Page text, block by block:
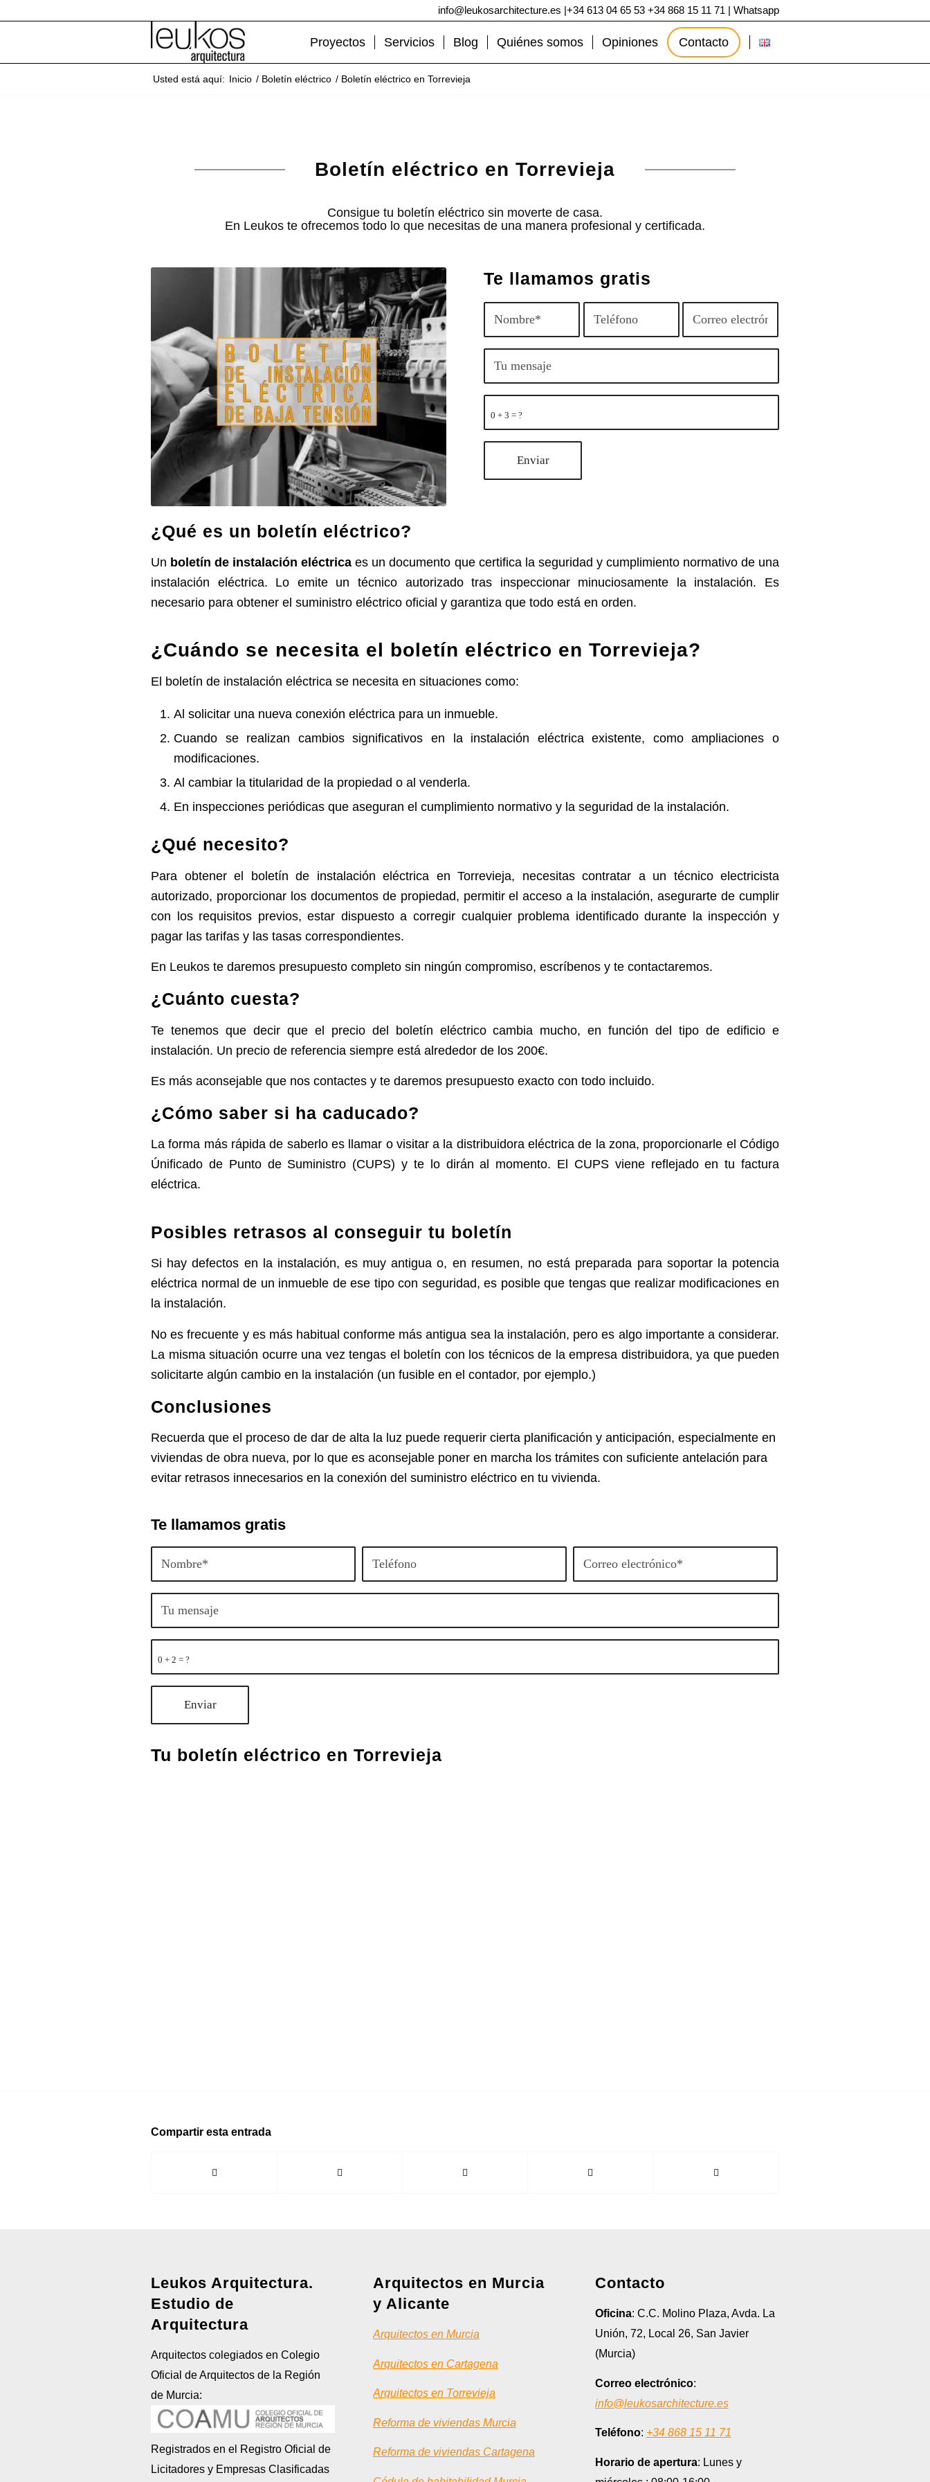
info@leukosarchitecture.es |+34 613 04 65 53 +34 868 15 11 71 | Whatsapp
Proyectos Servicios Blog Quiénes somos Opiniones Contacto
Usted está aquí: Inicio / Boletín eléctrico / Boletín eléctrico en Torrevieja
Boletín eléctrico en Torrevieja
Consigue tu boletín eléctrico sin moverte de casa.
En Leukos te ofrecemos todo lo que necesitas de una manera profesional y certificada.
Te llamamos gratis
0 + 3 = ?
¿Qué es un boletín eléctrico?
Un boletín de instalación eléctrica es un documento que certifica la seguridad y cumplimiento normativo de una
instalación eléctrica. Lo emite un técnico autorizado tras inspeccionar minuciosamente la instalación. Es
necesario para obtener el suministro eléctrico oficial y garantiza que todo está en orden.
¿Cuándo se necesita el boletín eléctrico en Torrevieja?
El boletín de instalación eléctrica se necesita en situaciones como:
Al solicitar una nueva conexión eléctrica para un inmueble.
Cuando se realizan cambios significativos en la instalación eléctrica existente, como ampliaciones o
modificaciones.
Al cambiar la titularidad de la propiedad o al venderla.
En inspecciones periódicas que aseguran el cumplimiento normativo y la seguridad de la instalación.
¿Qué necesito?
Para obtener el boletín de instalación eléctrica en Torrevieja, necesitas contratar a un técnico electricista
autorizado, proporcionar los documentos de propiedad, permitir el acceso a la instalación, asegurarte de cumplir
con los requisitos previos, estar dispuesto a corregir cualquier problema identificado durante la inspección y
pagar las tarifas y las tasas correspondientes.
En Leukos te daremos presupuesto completo sin ningún compromiso, escríbenos y te contactaremos.
¿Cuánto cuesta?
Te tenemos que decir que el precio del boletín eléctrico cambia mucho, en función del tipo de edificio e
instalación. Un precio de referencia siempre está alrededor de los 200€.
Es más aconsejable que nos contactes y te daremos presupuesto exacto con todo incluido.
¿Cómo saber si ha caducado?
La forma más rápida de saberlo es llamar o visitar a la distribuidora eléctrica de la zona, proporcionarle el Código
Únificado de Punto de Suministro (CUPS) y te lo dirán al momento. El CUPS viene reflejado en tu factura
eléctrica.
Posibles retrasos al conseguir tu boletín
Si hay defectos en la instalación, es muy antigua o, en resumen, no está preparada para soportar la potencia
eléctrica normal de un inmueble de ese tipo con seguridad, es posible que tengas que realizar modificaciones en
la instalación.
No es frecuente y es más habitual conforme más antigua sea la instalación, pero es algo importante a considerar.
La misma situación ocurre una vez tengas el boletín con los técnicos de la empresa distribuidora, ya que pueden
solicitarte algún cambio en la instalación (un fusible en el contador, por ejemplo.)
Conclusiones
Recuerda que el proceso de dar de alta la luz puede requerir cierta planificación y anticipación, especialmente en
viviendas de obra nueva, por lo que es aconsejable poner en marcha los trámites con suficiente antelación para
evitar retrasos innecesarios en la conexión del suministro eléctrico en tu vivienda.
Te llamamos gratis
0 + 2 = ?
Tu boletín eléctrico en Torrevieja
Compartir esta entrada
Leukos Arquitectura.
Estudio de
Arquitectura
Arquitectos colegiados en Colegio
Oficial de Arquitectos de la Región
de Murcia:
Registrados en el Registro Oficial de
Licitadores y Empresas Clasificadas
Arquitectos en Murcia
y Alicante
Arquitectos en Murcia
Arquitectos en Cartagena
Arquitectos en Torrevieja
Reforma de viviendas Murcia
Reforma de viviendas Cartagena
Contacto
Oficina: C.C. Molino Plaza, Avda. La
Unión, 72, Local 26, San Javier
(Murcia)
Correo electrónico:
info@leukosarchitecture.es
Teléfono: +34 868 15 11 71
Horario de apertura: Lunes y